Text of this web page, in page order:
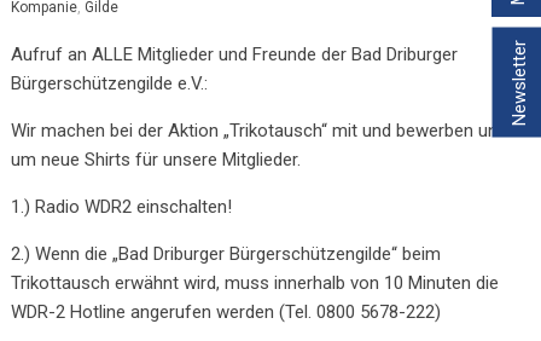
Newsletter
Kompanie, Gilde
Aufruf an ALLE Mitglieder und Freunde der Bad Driburger
Bürgerschützengilde e.V.:
Wir machen bei der Aktion „Trikotausch“ mit und bewerben uns
um neue Shirts für unsere Mitglieder.
1.) Radio WDR2 einschalten!
2.) Wenn die „Bad Driburger Bürgerschützengilde“ beim
Trikottausch erwähnt wird, muss innerhalb von 10 Minuten die
WDR-2 Hotline angerufen werden (Tel. 0800 5678-222)